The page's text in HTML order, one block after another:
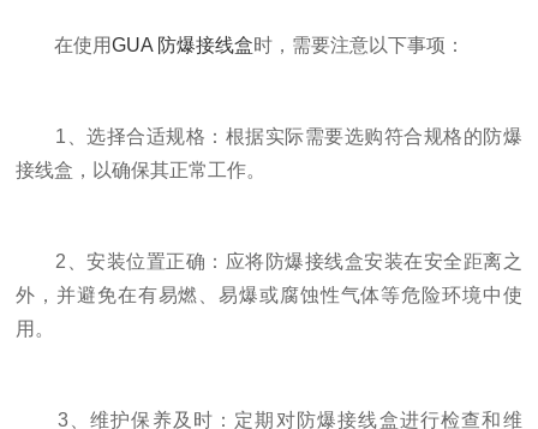
在使用GUA 防爆接线盒时，需要注意以下事项：
1、选择合适规格：根据实际需要选购符合规格的防爆
接线盒，以确保其正常工作。
2、安装位置正确：应将防爆接线盒安装在安全距离之
外，并避免在有易燃、易爆或腐蚀性气体等危险环境中使
用。
3、维护保养及时：定期对防爆接线盒进行检查和维